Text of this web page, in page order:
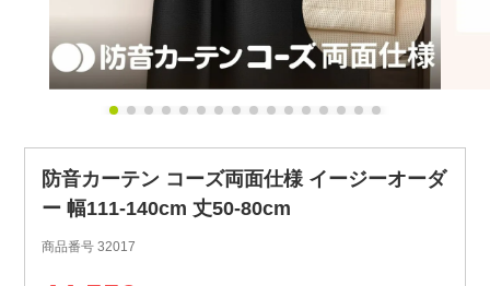
防音カーテン コーズ両面仕様 イージーオーダ
ー 幅111-140cm 丈50-80cm
商品番号 32017